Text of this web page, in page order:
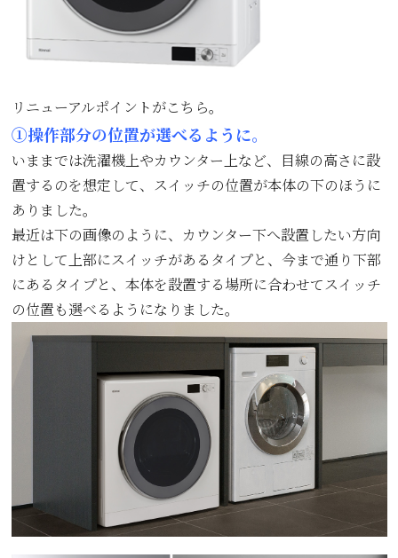
リニューアルポイントがこちら。
①操作部分の位置が選べるように。
いままでは洗濯機上やカウンター上など、目線の高さに設
置するのを想定して、スイッチの位置が本体の下のほうに
ありました。
最近は下の画像のように、カウンター下へ設置したい方向
けとして上部にスイッチがあるタイプと、今まで通り下部
にあるタイプと、本体を設置する場所に合わせてスイッチ
の位置も選べるようになりました。